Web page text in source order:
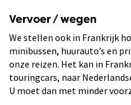
Vervoer / wegen
We stellen ook in Frankrijk
minibussen, huurauto’s en
onze reizen. Het kan in
touringcars, naar
U moet dan met minder